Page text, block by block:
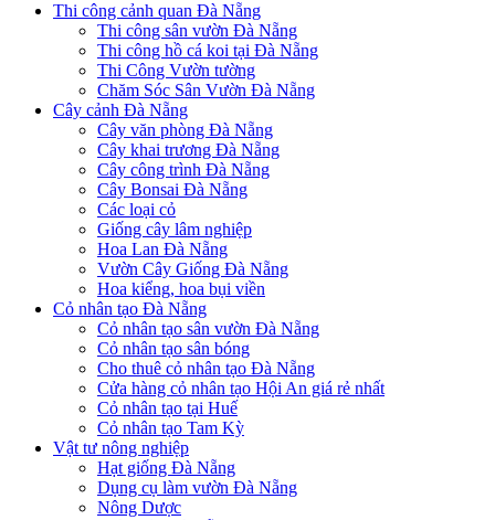
Thi công cảnh quan Đà Nẵng
Thi công sân vườn Đà Nẵng
Thi công hồ cá koi tại Đà Nẵng
Thi Công Vườn tường
Chăm Sóc Sân Vườn Đà Nẵng
Cây cảnh Đà Nẵng
Cây văn phòng Đà Nẵng
Cây khai trương Đà Nẵng
Cây công trình Đà Nẵng
Cây Bonsai Đà Nẵng
Các loại cỏ
Giống cây lâm nghiệp
Hoa Lan Đà Nẵng
Vườn Cây Giống Đà Nẵng
Hoa kiểng, hoa bụi viền
Cỏ nhân tạo Đà Nẵng
Cỏ nhân tạo sân vườn Đà Nẵng
Cỏ nhân tạo sân bóng
Cho thuê cỏ nhân tạo Đà Nẵng
Cửa hàng cỏ nhân tạo Hội An giá rẻ nhất
Cỏ nhân tạo tại Huế
Cỏ nhân tạo Tam Kỳ
Vật tư nông nghiệp
Hạt giống Đà Nẵng
Dụng cụ làm vườn Đà Nẵng
Nông Dược